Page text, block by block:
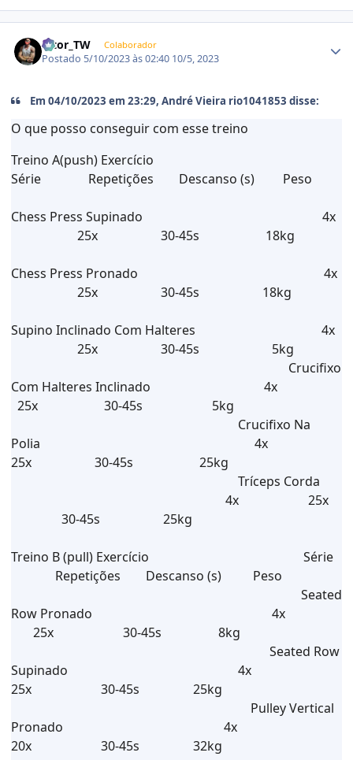
Vitor_TW Colaborador
Postado 5/10/2023 às 02:40 10/5, 2023
Em 04/10/2023 em 23:29, André Vieira rio1041853 disse:
O que posso conseguir com esse treino
Treino A(push) Exercício
Série Repetições Descanso (s) Peso
Chess Press Supinado 4x
25x 30-45s 18kg
Chess Press Pronado 4x
25x 30-45s 18kg
Supino Inclinado Com Halteres 4x
25x 30-45s 5kg
Crucifixo
Com Halteres Inclinado 4x
25x 30-45s 5kg
Crucifixo Na
Polia 4x
25x 30-45s 25kg
Tríceps Corda
4x 25x
30-45s 25kg
Treino B (pull) Exercício Série
Repetições Descanso (s) Peso
Seated
Row Pronado 4x
25x 30-45s 8kg
Seated Row
Supinado 4x
25x 30-45s 25kg
Pulley Vertical
Pronado 4x
20x 30-45s 32kg